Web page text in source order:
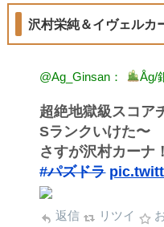
沢村栄純＆イヴェルカ
@Ag_Ginsan： Åg/
超絶地獄級スコア
Sランクいけた〜
さすが沢村カーナ！
#パズドラ
返信 リツイ